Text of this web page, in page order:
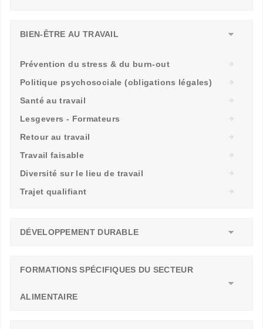
BIEN-ÊTRE AU TRAVAIL
Prévention du stress & du burn-out
Politique psychosociale (obligations légales)
Santé au travail
Lesgevers - Formateurs
Retour au travail
Travail faisable
Diversité sur le lieu de travail
Trajet qualifiant
DÉVELOPPEMENT DURABLE
FORMATIONS SPÉCIFIQUES DU SECTEUR
ALIMENTAIRE